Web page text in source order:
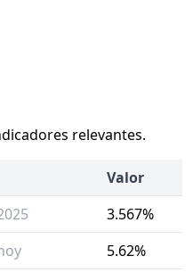
relevantes.
Valor
3.567%
5.62%